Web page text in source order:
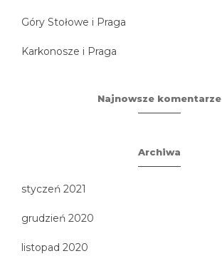
Góry Stołowe i Praga
Karkonosze i Praga
Najnowsze komentarze
Archiwa
styczeń 2021
grudzień 2020
listopad 2020